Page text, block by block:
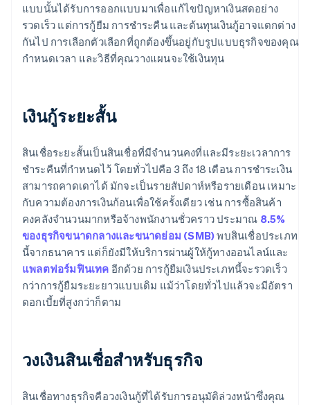
แบบนั้นได้รับการออกแบบมาเพื่อแก้ไขปัญหาเงินสดอย่าง
รวดเร็ว แต่การกู้ยืม การชำระคืน และต้นทุนเงินกู้อาจแตกต่าง
กันไป การเลือกตัวเลือกที่ถูกต้องขึ้นอยู่กับรูปแบบธุรกิจของคุณ
กำหนดเวลา และวิธีที่คุณวางแผนจะใช้เงินทุน
เงินกู้ระยะสั้น
สินเชื่อระยะสั้นเป็นสินเชื่อที่มีจำนวนคงที่และมีระยะเวลาการ
ชำระคืนที่กำหนดไว้ โดยทั่วไปคือ 3 ถึง 18 เดือน การชำระเงิน
สามารถคาดเดาได้ มักจะเป็นรายสัปดาห์หรือรายเดือน เหมาะ
กับความต้องการเงินก้อนเพื่อใช้ครั้งเดียว เช่น การซื้อสินค้า
คงคลังจำนวนมากหรือจ้างพนักงานชั่วคราว ประมาณ 8.5%
ของธุรกิจขนาดกลางและขนาดย่อม (SMB)พบสินเชื่อประเภท
นี้จากธนาคาร แต่ก็ยังมีให้บริการผ่านผู้ให้กู้ทางออนไลน์และ
แพลตฟอร์มฟินเทค อีกด้วย การกู้ยืมเงินประเภทนี้จะรวดเร็ว
กว่าการกู้ยืมระยะยาวแบบเดิม แม้ว่าโดยทั่วไปแล้วจะมีอัตรา
ดอกเบี้ยที่สูงกว่าก็ตาม
วงเงินสินเชื่อสำหรับธุรกิจ
สินเชื่อทางธุรกิจคือวงเงินกู้ที่ได้รับการอนุมัติล่วงหน้าซึ่งคุณ